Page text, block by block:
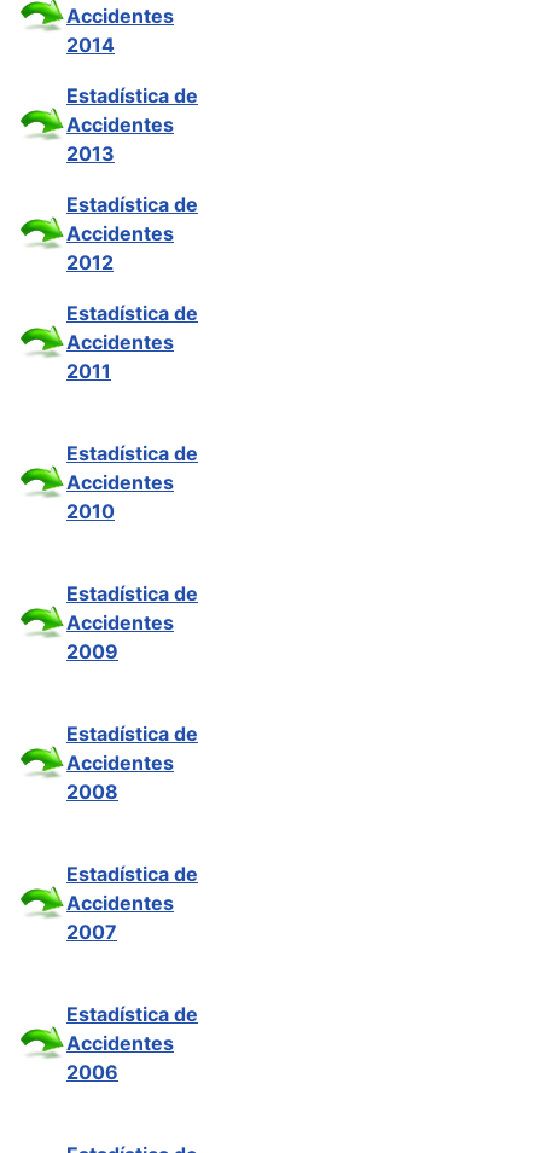
Accidentes
2014
Estadística de
Accidentes
2013
Estadística de
Accidentes
2012
Estadística de
Accidentes
2011
Estadística de
Accidentes
2010
Estadística de
Accidentes
2009
Estadística de
Accidentes
2008
Estadística de
Accidentes
2007
Estadística de
Accidentes
2006